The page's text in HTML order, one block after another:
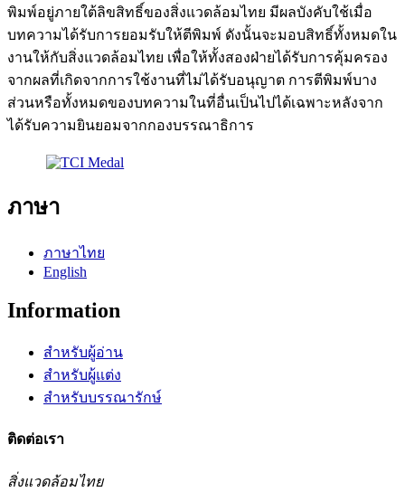
พิมพ์อยู่ภายใต้ลิขสิทธิ์ของสิ่งแวดล้อมไทย มีผลบังคับใช้เมื่อ
บทความได้รับการยอมรับให้ตีพิมพ์ ดังนั้นจะมอบสิทธิ์ทั้งหมดใน
งานให้กับสิ่งแวดล้อมไทย เพื่อให้ทั้งสองฝ่ายได้รับการคุ้มครอง
จากผลที่เกิดจากการใช้งานที่ไม่ได้รับอนุญาต การตีพิมพ์บาง
ส่วนหรือทั้งหมดของบทความในที่อื่นเป็นไปได้เฉพาะหลังจาก
ได้รับความยินยอมจากกองบรรณาธิการ
ภาษา
ภาษาไทย
English
Information
สำหรับผู้อ่าน
สำหรับผู้แต่ง
สำหรับบรรณารักษ์
ติดต่อเรา
สิ่งแวดล้อมไทย